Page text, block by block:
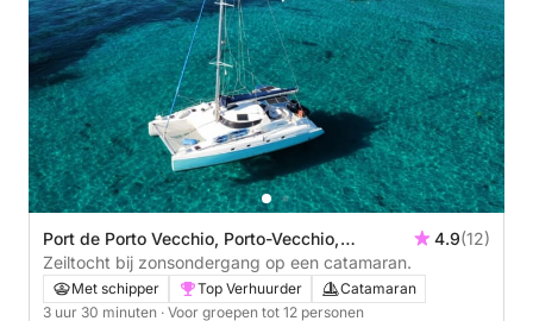
Port de Porto Vecchio, Porto-Vecchio,
Frankrijk
4.9(12)
Zeiltocht bij zonsondergang op een catamaran.
Met schipper Top Verhuurder
Catamaran
3 uur 30 minuten · Voor groepen tot 12 personen